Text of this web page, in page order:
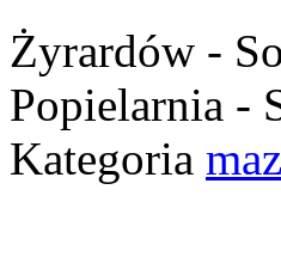
Żyrardów -
Popielarnia -
Kategoria